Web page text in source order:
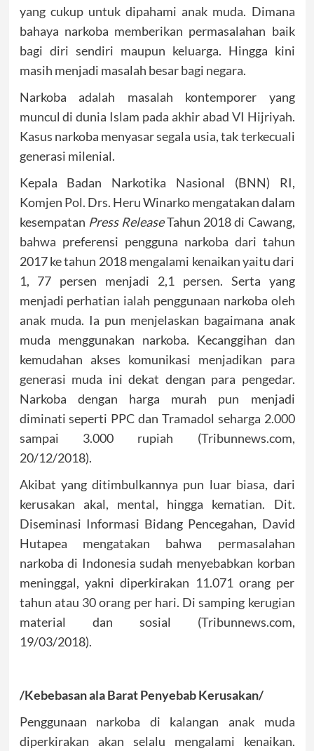
yang cukup untuk dipahami anak muda. Dimana
bahaya narkoba memberikan permasalahan baik
bagi diri sendiri maupun keluarga. Hingga kini
masih menjadi masalah besar bagi negara.
Narkoba adalah masalah kontemporer yang
muncul di dunia Islam pada akhir abad VI Hijriyah.
Kasus narkoba menyasar segala usia, tak terkecuali
generasi milenial.
Kepala Badan Narkotika Nasional (BNN) RI,
Komjen Pol. Drs. Heru Winarko mengatakan dalam
kesempatan Press ReleaseTahun 2018 di Cawang,
bahwa preferensi pengguna narkoba dari tahun
2017 ke tahun 2018 mengalami kenaikan yaitu dari
1, 77 persen menjadi 2,1 persen. Serta yang
menjadi perhatian ialah penggunaan narkoba oleh
anak muda. Ia pun menjelaskan bagaimana anak
muda menggunakan narkoba. Kecanggihan dan
kemudahan akses komunikasi menjadikan para
generasi muda ini dekat dengan para pengedar.
Narkoba dengan harga murah pun menjadi
diminati seperti PPC dan Tramadol seharga 2.000
sampai 3.000 rupiah (Tribunnews.com,
20/12/2018).
Akibat yang ditimbulkannya pun luar biasa, dari
kerusakan akal, mental, hingga kematian. Dit.
Diseminasi Informasi Bidang Pencegahan, David
Hutapea mengatakan bahwa permasalahan
narkoba di Indonesia sudah menyebabkan korban
meninggal, yakni diperkirakan 11.071 orang per
tahun atau 30 orang per hari. Di samping kerugian
material dan sosial (Tribunnews.com,
19/03/2018).
/Kebebasan ala Barat Penyebab Kerusakan/
Penggunaan narkoba di kalangan anak muda
diperkirakan akan selalu mengalami kenaikan.